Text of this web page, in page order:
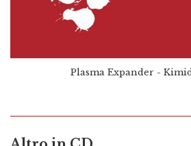
Plasma Expander -